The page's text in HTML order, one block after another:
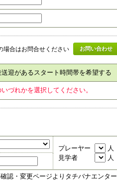
場合はお問合せください お問い合わせ
送迎があるスタート時間帯を希望する
づれかを選択してください。
プレーヤー
人
見学者
人
認・変更ページよりタチバナエンター